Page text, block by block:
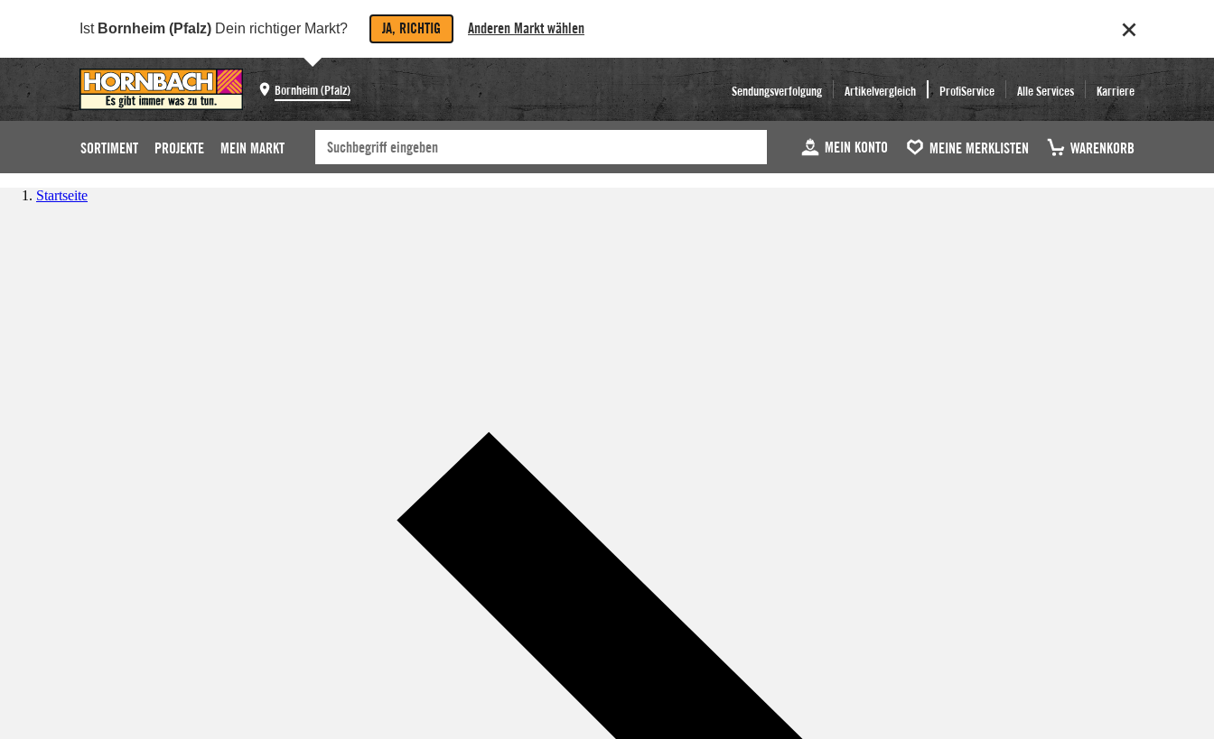
Ist Bornheim (Pfalz) Dein richtiger Markt? JA, RICHTIG Anderen Markt wählen
Bornheim (Pfalz) Sendungsverfolgung Artikelvergleich ProfiService Alle Services Karriere
SORTIMENT PROJEKTE MEIN MARKT MEIN KONTO MEINE MERKLISTEN WARENKORB
Startseite